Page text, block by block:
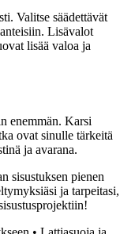
Valitse säädettävät
Lisävalot
lisää valoa ja
enemmän. Karsi
ovat sinulle tärkeitä
ja avarana.
sisustuksen pienen
ja tarpeitasi,